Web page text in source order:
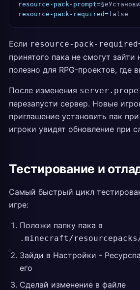
resource-pack-prompt=
resource-pack-required=false
Если resource-pack-
принятого пака не смогут зайти
полезно для RPG-проектов, где
После изменения
перезапусти сервер. Новые
приглашение установить пак
игроки увидят обновление при
Тестирование и
Самый быстрый цикл
игре:
Положи папку пака в
.minecraft/
Зайди в Настройки -
его
Сделай изменение в файле